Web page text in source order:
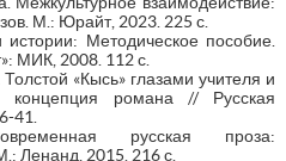
М.: Юрайт, 2023. 225 с.
истории: Методическое пособие.
МИК, 2008. 112 с.
«Кысь» глазами учителя и
концепция романа // Русская
41.
русская проза:
Ленанд, 2015. 216 с.